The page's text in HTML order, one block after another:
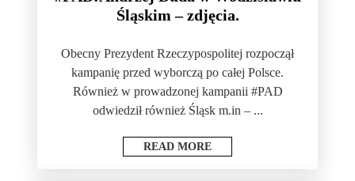
Śląskim – zdjęcia.
Obecny Prezydent Rzeczypospolitej rozpoczął
kampanię przed wyborczą po całej Polsce.
Również w prowadzonej kampanii #PAD
odwiedził również Śląsk m.in – ...
READ MORE